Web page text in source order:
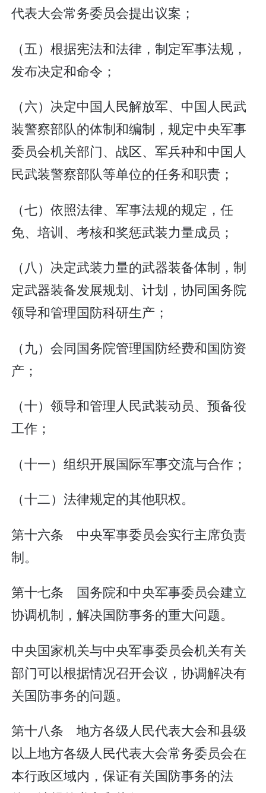
代表大会常务委员会提出议案；
（五）根据宪法和法律，制定军事法规，
发布决定和命令；
（六）决定中国人民解放军、中国人民武
装警察部队的体制和编制，规定中央军事
委员会机关部门、战区、军兵种和中国人
民武装警察部队等单位的任务和职责；
（七）依照法律、军事法规的规定，任
免、培训、考核和奖惩武装力量成员；
（八）决定武装力量的武器装备体制，制
定武器装备发展规划、计划，协同国务院
领导和管理国防科研生产；
（九）会同国务院管理国防经费和国防资
产；
（十）领导和管理人民武装动员、预备役
工作；
（十一）组织开展国际军事交流与合作；
（十二）法律规定的其他职权。
第十六条 中央军事委员会实行主席负责
制。
第十七条 国务院和中央军事委员会建立
协调机制，解决国防事务的重大问题。
中央国家机关与中央军事委员会机关有关
部门可以根据情况召开会议，协调解决有
关国防事务的问题。
第十八条 地方各级人民代表大会和县级
以上地方各级人民代表大会常务委员会在
本行政区域内，保证有关国防事务的法